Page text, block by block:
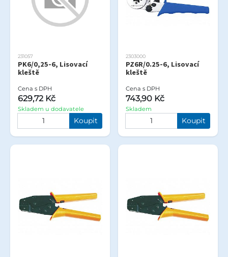
231057
PK6/0,25-6, Lisovací
kleště
Cena s DPH
629,72 Kč
Skladem u dodavatele
Koupit
2303000
PZ6R/0.25-6, Lisovací
kleště
Cena s DPH
743,90 Kč
Skladem
Koupit